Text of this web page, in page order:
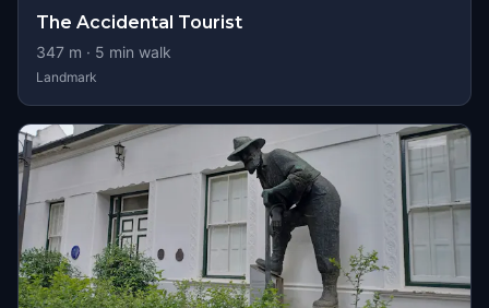
The Accidental Tourist
347 m · 5 min walk
Landmark